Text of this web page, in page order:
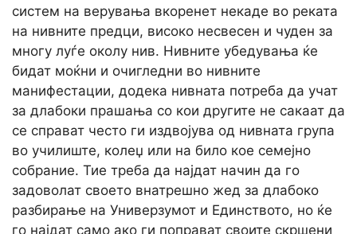
систем на верувања вкоренет некаде во реката
на нивните предци, високо несвесен и чуден за
многу луѓе околу нив. Нивните убедувања ќе
бидат моќни и очигледни во нивните
манифестации, додека нивната потреба да учат
за длабоки прашања со кои другите не сакаат да
се справат често ги издвојува од нивната група
во училиште, колеџ или на било кое семејно
собрание. Тие треба да најдат начин да го
задоволат своето внатрешно жед за длабоко
разбирање на Универзумот и Единството, но ќе
го најдат само ако ги поправат своите скршени